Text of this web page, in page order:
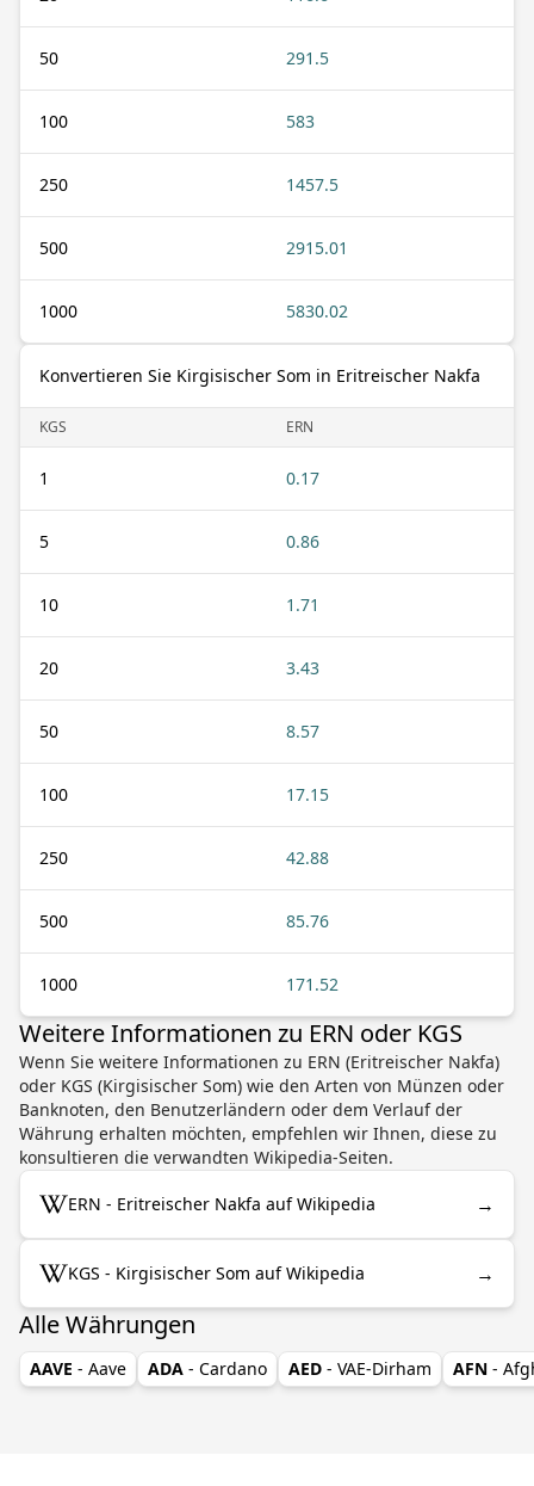
50 291.5
100 583
250 1457.5
500 2915.01
1000 5830.02
Konvertieren Sie Kirgisischer Som in Eritreischer Nakfa
KGS ERN
1 0.17
5 0.86
10 1.71
20 3.43
50 8.57
100 17.15
250 42.88
500 85.76
1000 171.52
Weitere Informationen zu ERN oder KGS
Wenn Sie weitere Informationen zu ERN (Eritreischer Nakfa)
oder KGS (Kirgisischer Som) wie den Arten von Münzen oder
Banknoten, den Benutzerländern oder dem Verlauf der
Währung erhalten möchten, empfehlen wir Ihnen, diese zu
konsultieren die verwandten Wikipedia-Seiten.
ERN - Eritreischer Nakfa auf Wikipedia →
KGS - Kirgisischer Som auf Wikipedia →
Alle Währungen
AAVE - Aave ADA - Cardano AED - VAE-Dirham AFN -